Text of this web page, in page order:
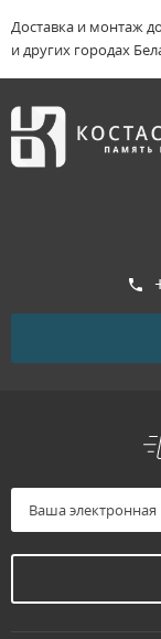
Доставка и монтаж
и других городах